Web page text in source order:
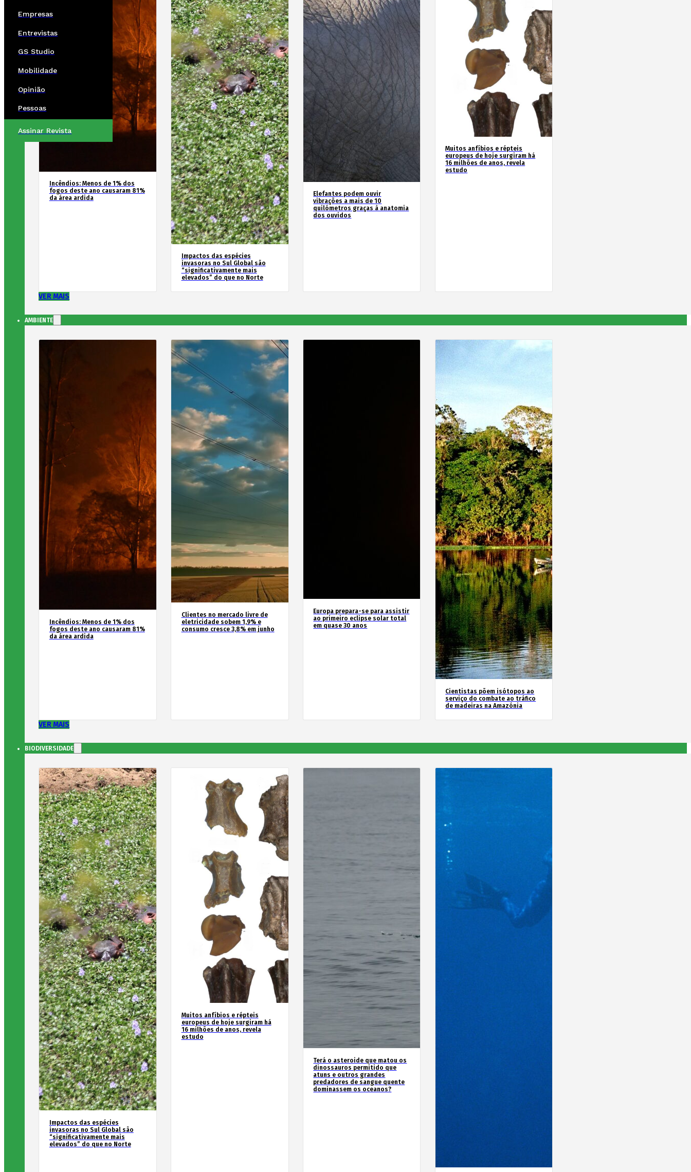
Empresas
Entrevistas
GS Studio
Mobilidade
Opinião
Pessoas
Assinar Revista
Incêndios: Menos de 1% dos
fogos deste ano causaram 81%
da área ardida
Impactos das espécies
invasoras no Sul Global são
“significativamente mais
elevados” do que no Norte
Elefantes podem ouvir
vibrações a mais de 10
quilómetros graças à anatomia
dos ouvidos
Muitos anfíbios e répteis
europeus de hoje surgiram há
16 milhões de anos, revela
estudo
VER MAIS
AMBIENTE
Incêndios: Menos de 1% dos
fogos deste ano causaram 81%
da área ardida
Clientes no mercado livre de
eletricidade sobem 1,9% e
consumo cresce 3,8% em junho
Europa prepara-se para assistir
ao primeiro eclipse solar total
em quase 30 anos
Cientistas põem isótopos ao
serviço do combate ao tráfico
de madeiras na Amazónia
VER MAIS
BIODIVERSIDADE
Impactos das espécies
invasoras no Sul Global são
“significativamente mais
elevados” do que no Norte
Muitos anfíbios e répteis
europeus de hoje surgiram há
16 milhões de anos, revela
estudo
Terá o asteroide que matou os
dinossauros permitido que
atuns e outros grandes
predadores de sangue quente
dominassem os oceanos?